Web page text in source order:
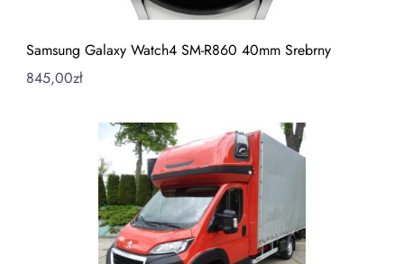
Samsung Galaxy Watch4 SM-R860 40mm Srebrny
845,00zł